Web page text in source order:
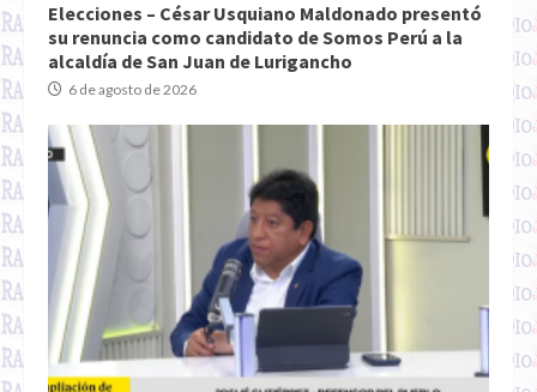
Elecciones – César Usquiano Maldonado presentó
su renuncia como candidato de Somos Perú a la
alcaldía de San Juan de Lurigancho
6 de agosto de 2026